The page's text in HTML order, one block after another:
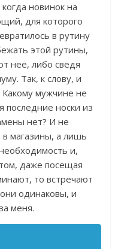
новинок на
для которого
в рутину
этой рутины,
неё, либо сведя
Так, к слову, и
мужчине не
последние носки из
нет? И не
магазины, а лишь
и,
даже посещая
то встречают
одинаковы, и
меня.